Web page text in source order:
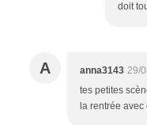
doit
A anna3143 29/
tes petites
la rentrée